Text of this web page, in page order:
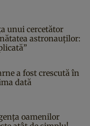
unui cercetător
astronauților:
a fost crescută în
dată
oamenilor